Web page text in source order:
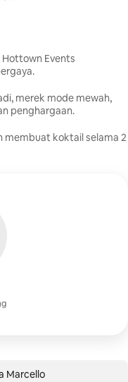
untuk menyelesaikan
Events
merek mode mewah,
penghargaan.
membuat koktail selama 2
Marcello